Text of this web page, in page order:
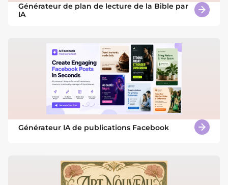
Générateur de plan de lecture de la Bible par
IA
Générateur IA de publications Facebook